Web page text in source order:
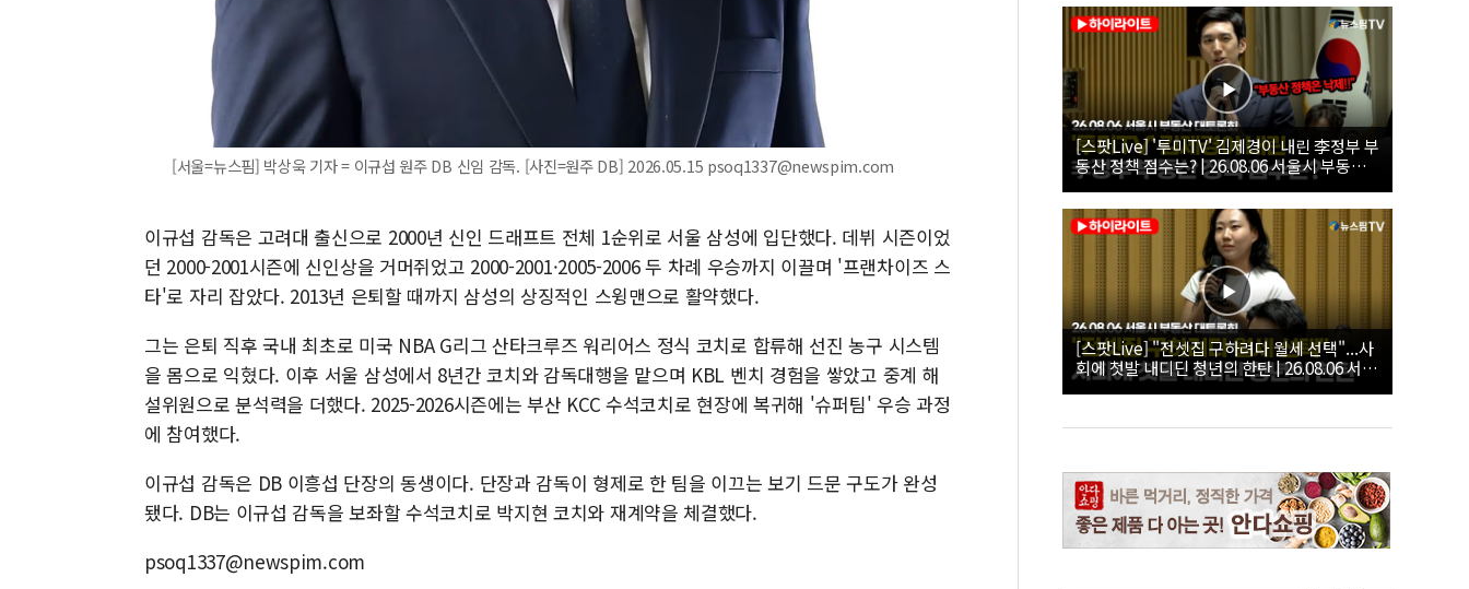
[서울=뉴스핌] 박상욱 기자 = 이규섭 원주 DB 신임 감독. [사진=원주 DB] 2026.05.15 psoq1337@newspim.com
이규섭 감독은 고려대 출신으로 2000년 신인 드래프트 전체 1순위로 서울 삼성에 입단했다. 데뷔 시즌이었
던 2000-2001시즌에 신인상을 거머쥐었고 2000-2001·2005-2006 두 차례 우승까지 이끌며 '프랜차이즈 스
타'로 자리 잡았다. 2013년 은퇴할 때까지 삼성의 상징적인 스윙맨으로 활약했다.
그는 은퇴 직후 국내 최초로 미국 NBA G리그 산타크루즈 워리어스 정식 코치로 합류해 선진 농구 시스템
을 몸으로 익혔다. 이후 서울 삼성에서 8년간 코치와 감독대행을 맡으며 KBL 벤치 경험을 쌓았고 중계 해
설위원으로 분석력을 더했다. 2025-2026시즌에는 부산 KCC 수석코치로 현장에 복귀해 '슈퍼팀' 우승 과정
에 참여했다.
이규섭 감독은 DB 이흥섭 단장의 동생이다. 단장과 감독이 형제로 한 팀을 이끄는 보기 드문 구도가 완성
됐다. DB는 이규섭 감독을 보좌할 수석코치로 박지현 코치와 재계약을 체결했다.
psoq1337@newspim.com
[스팟Live] '투미TV' 김제경이 내린 李정부 부
동산 정책 점수는? | 26.08.06 서울시 부동산
대토론회
[스팟Live] "전셋집 구하려다 월세 선택"...사
회에 첫발 내디딘 청년의 한탄 | 26.08.06 서울
시 부동산 대토론회